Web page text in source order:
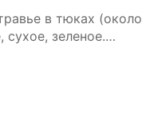
в тюках (около
сухое, зеленое.
для собак.